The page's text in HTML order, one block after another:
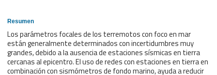
Resumen
Los parámetros focales de los terremotos con foco en mar
están generalmente determinados con incertidumbres muy
grandes, debido a la ausencia de estaciones sísmicas en tierra
cercanas al epicentro. El uso de redes con estaciones en tierra en
combinación con sismómetros de fondo marino, ayuda a reducir